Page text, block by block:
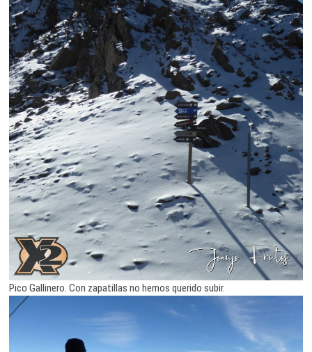
Pico Gallinero. Con zapatillas no hemos querido subir.